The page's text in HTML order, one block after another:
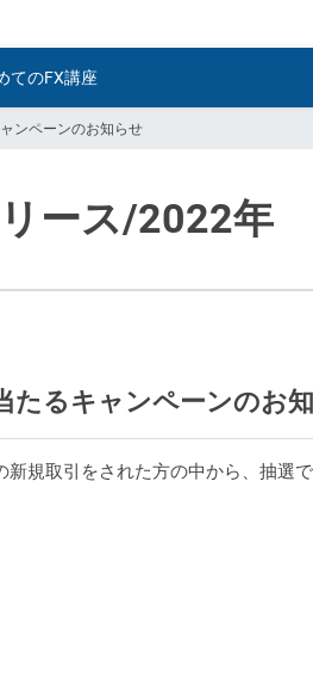
てのFX講座
ンペーンのお知らせ
ース/2022年
たるキャンペーンのお
規取引をされた方の中から、抽選